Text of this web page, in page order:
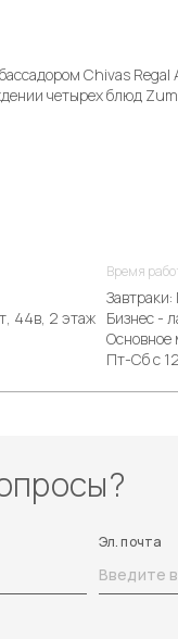
Chivas
четырех блюд
44в, 2 этаж
Время
Бизнес -
Пт-Сб с
Эл. почта